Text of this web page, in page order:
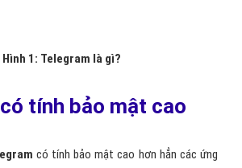
Hình 1: Telegram là gì?
tính bảo mật cao
có tính bảo mật cao hơn hẳn các ứng